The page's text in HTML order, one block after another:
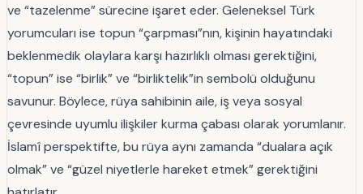
ve “tazelenme” sürecine işaret eder. Geleneksel Türk
yorumcuları ise topun “çarpması”nın, kişinin hayatındaki
beklenmedik olaylara karşı hazırlıklı olması gerektiğini,
“topun” ise “birlik” ve “birliktelik”in sembolü olduğunu
savunur. Böylece, rüya sahibinin aile, iş veya sosyal
çevresinde uyumlu ilişkiler kurma çabası olarak yorumlanır.
İslamî perspektifte, bu rüya aynı zamanda “dualara açık
olmak” ve “güzel niyetlerle hareket etmek” gerektiğini